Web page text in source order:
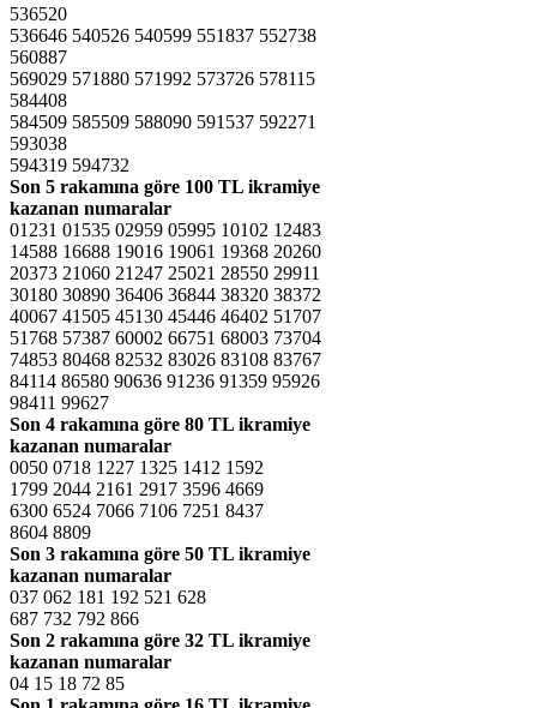
536520
536646 540526 540599 551837 552738
560887
569029 571880 571992 573726 578115
584408
584509 585509 588090 591537 592271
593038
594319 594732
Son 5 rakamına göre 100 TL ikramiye
kazanan numaralar
01231 01535 02959 05995 10102 12483
14588 16688 19016 19061 19368 20260
20373 21060 21247 25021 28550 29911
30180 30890 36406 36844 38320 38372
40067 41505 45130 45446 46402 51707
51768 57387 60002 66751 68003 73704
74853 80468 82532 83026 83108 83767
84114 86580 90636 91236 91359 95926
98411 99627
Son 4 rakamına göre 80 TL ikramiye
kazanan numaralar
0050 0718 1227 1325 1412 1592
1799 2044 2161 2917 3596 4669
6300 6524 7066 7106 7251 8437
8604 8809
Son 3 rakamına göre 50 TL ikramiye
kazanan numaralar
037 062 181 192 521 628
687 732 792 866
Son 2 rakamına göre 32 TL ikramiye
kazanan numaralar
04 15 18 72 85